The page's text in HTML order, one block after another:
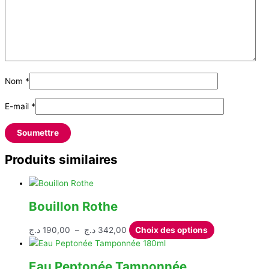
Nom *
E-mail *
Produits similaires
Bouillon Rothe
190,00 د.ج – 342,00 د.ج
Plage
de
Choix des options Ce